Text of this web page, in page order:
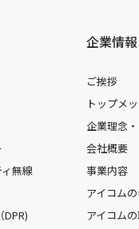
無線
企業情報
ご挨拶
トップメ
企業理念
会社概要
事業内容
アイコム
アイコム